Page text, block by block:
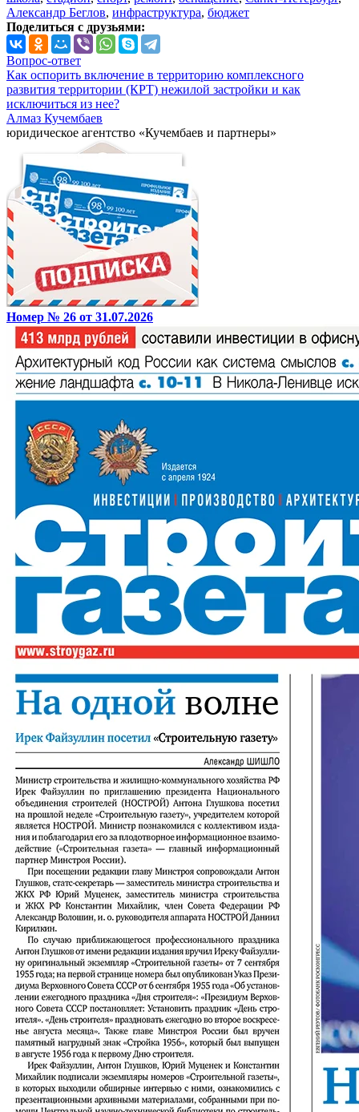
Александр Беглов, инфраструктура, бюджет
Поделиться с друзьями:
Вопрос-ответ
Как оспорить включение в территорию комплексного
развития территории (КРТ) нежилой застройки и как
исключиться из нее?
Алмаз Кучембаев
юридическое агентство «Кучембаев и партнеры»
Номер № 26 от 31.07.2026